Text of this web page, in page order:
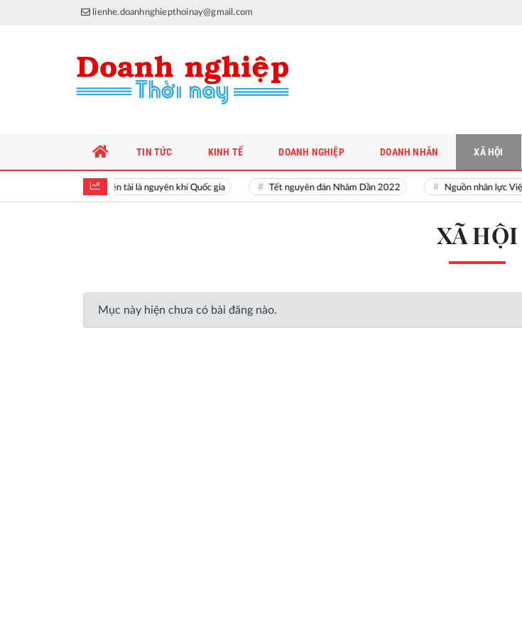
lienhe.doanhnghiepthoinay@gmail.com
Hiền tài là nguyên khí Quốc gia Tết nguyên đán Nhâm Dần 2022 Nguồn nhân lực Việt
TIN TỨC KINH TẾ DOANH NGHIỆP DOANH NHÂN XÃ HỘI
XÃ HỘI
Mục này hiện chưa có bài đăng nào.